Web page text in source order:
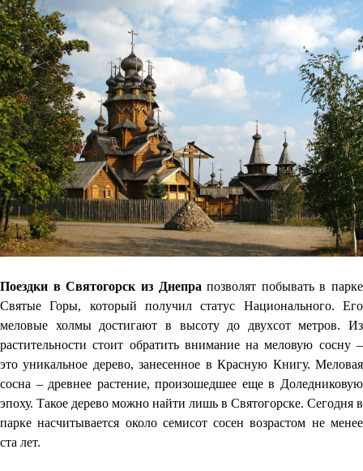
Поездки в Святогорск из Днепрапозволят побывать в парке
Святые Горы, который получил статус Национального. Его
меловые холмы достигают в высоту до двухсот метров. Из
растительности стоит обратить внимание на меловую сосну –
это уникальное дерево, занесенное в Красную Книгу. Меловая
сосна – древнее растение, произошедшее еще в Доледниковую
эпоху. Такое дерево можно найти лишь в Святогорске. Сегодня в
парке насчитывается около семисот сосен возрастом не менее
ста лет.